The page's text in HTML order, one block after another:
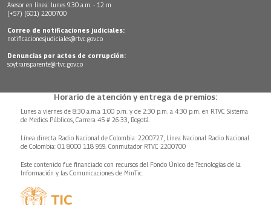
Asesor en línea: lunes 9:30 a.m. - 12 m
(+57) (601) 2200700
Correo de notificaciones judiciales:
notificacionesjudiciales@rtvc.gov.co
Denuncias por actos de corrupción:
soytransparente@rtvc.gov.co
Horario de atención y entrega de premios:
Lunes a viernes de 8:30 a.m.a 1:00 p.m. y de 2:30 p.m. a 4:30 p.m. en RTVC Sistema
de Medios Públicos, Carrera 45 # 26-33, Bogotá.
Línea directa Radio Nacional de Colombia: 2200727, Línea Nacional Radio Nacional
de Colombia: 01 8000 118 959. Conmutador RTVC 2200700
Este contenido fue financiado con recursos del Fondo Único de Tecnologías de la
Información y las Comunicaciones de MinTic.